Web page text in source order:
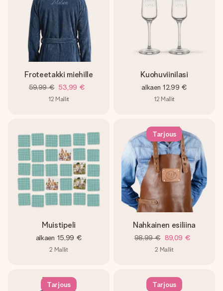
Froteetakki miehille
59,99 € 53,99 €
12 Mallit
Kuohuviinilasi
alkaen 12,99 €
12 Mallit
Muistipeli
alkaen 15,99 €
2 Mallit
Tarjous
Nahkainen esiliina
98,99 € 89,09 €
2 Mallit
Tarjous Tarjous